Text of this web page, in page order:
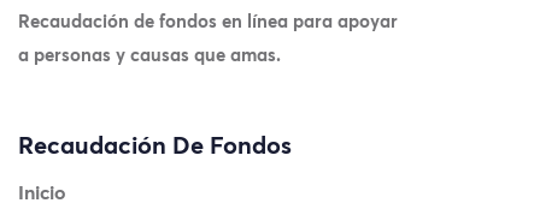
Recaudación de fondos en línea para apoyar
a personas y causas que amas.
Recaudación De Fondos
Inicio